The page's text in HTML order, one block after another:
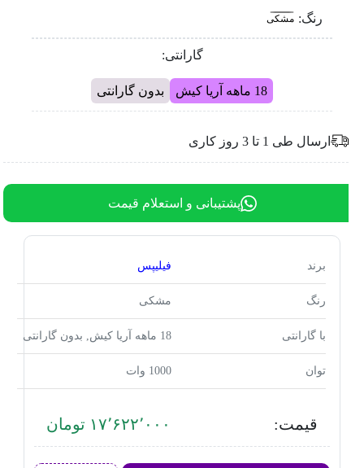
رنگ: مشکی
گارانتی:
بدون گارانتی
ارسال طی 1 تا 3 روز کاری
پشتیبانی و استعلام قیمت
برند فیلیپس
رنگ مشکی
با گارانتی
توان 1000 وات
قیمت: ۱۷٬۶۲۲٬۰۰۰ تومان